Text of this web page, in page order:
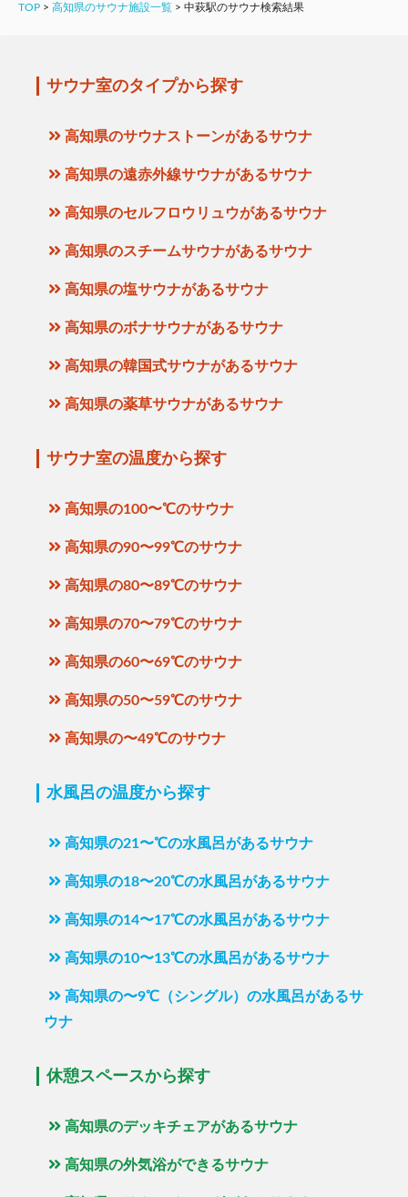
TOP > 高知県のサウナ施設一覧 > 中萩駅のサウナ検索結果
サウナ室のタイプから探す
高知県のサウナストーンがあるサウナ
高知県の遠赤外線サウナがあるサウナ
高知県のセルフロウリュウがあるサウナ
高知県のスチームサウナがあるサウナ
高知県の塩サウナがあるサウナ
高知県のボナサウナがあるサウナ
高知県の韓国式サウナがあるサウナ
高知県の薬草サウナがあるサウナ
サウナ室の温度から探す
高知県の100〜℃のサウナ
高知県の90〜99℃のサウナ
高知県の80〜89℃のサウナ
高知県の70〜79℃のサウナ
高知県の60〜69℃のサウナ
高知県の50〜59℃のサウナ
高知県の〜49℃のサウナ
水風呂の温度から探す
高知県の21〜℃の水風呂があるサウナ
高知県の18〜20℃の水風呂があるサウナ
高知県の14〜17℃の水風呂があるサウナ
高知県の10〜13℃の水風呂があるサウナ
高知県の〜9℃（シングル）の水風呂があるサ
ウナ
休憩スペースから探す
高知県のデッキチェアがあるサウナ
高知県の外気浴ができるサウナ